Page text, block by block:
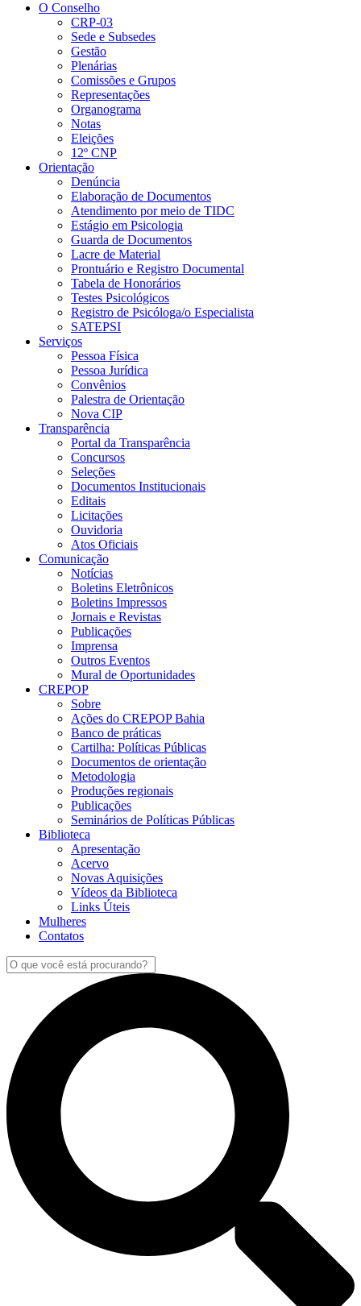
O Conselho
CRP-03
Sede e Subsedes
Gestão
Plenárias
Comissões e Grupos
Representações
Organograma
Notas
Eleições
12º CNP
Orientação
Denúncia
Elaboração de Documentos
Atendimento por meio de TIDC
Estágio em Psicologia
Guarda de Documentos
Lacre de Material
Prontuário e Registro Documental
Tabela de Honorários
Testes Psicológicos
Registro de Psicóloga/o Especialista
SATEPSI
Serviços
Pessoa Física
Pessoa Jurídica
Convênios
Palestra de Orientação
Nova CIP
Transparência
Portal da Transparência
Concursos
Seleções
Documentos Institucionais
Editais
Licitações
Ouvidoria
Atos Oficiais
Comunicação
Notícias
Boletins Eletrônicos
Boletins Impressos
Jornais e Revistas
Publicações
Imprensa
Outros Eventos
Mural de Oportunidades
CREPOP
Sobre
Ações do CREPOP Bahia
Banco de práticas
Cartilha: Políticas Públicas
Documentos de orientação
Metodologia
Produções regionais
Publicações
Seminários de Políticas Públicas
Biblioteca
Apresentação
Acervo
Novas Aquisições
Vídeos da Biblioteca
Links Úteis
Mulheres
Contatos